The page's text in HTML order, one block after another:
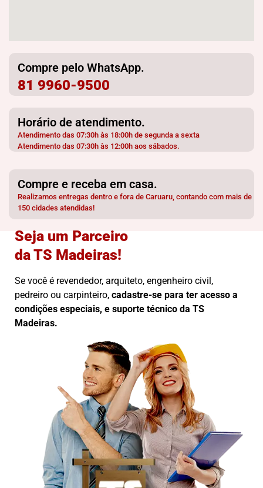
Compre pelo WhatsApp.
81 9960-9500
Horário de atendimento.
Atendimento das 07:30h às 18:00h de segunda a sexta
Atendimento das 07:30h às 12:00h aos sábados.
Compre e receba em casa.
Realizamos entregas dentro e fora de Caruaru, contando com mais de
150 cidades atendidas!
Seja um Parceiro
da TS Madeiras!
Se você é revendedor, arquiteto, engenheiro civil,
pedreiro ou carpinteiro, cadastre-se para ter acesso a
condições especiais, e suporte técnico da TS
Madeiras.